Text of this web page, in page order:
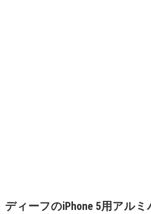
ディーフのiPhone 5用アル